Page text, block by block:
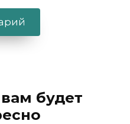
будет